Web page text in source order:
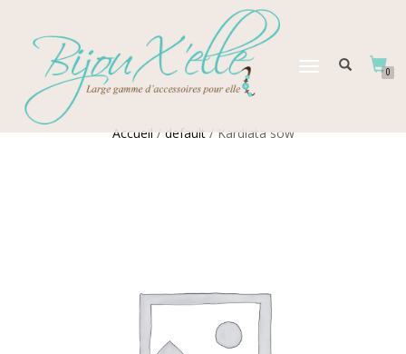
DÉPLIER
0
Accueil/default/ Kardiata sow